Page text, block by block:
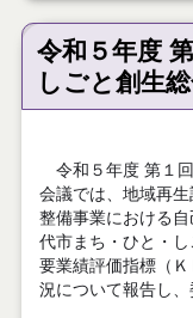
令和５年度
しごと創生
令和５年度 第１
会議では、地域再
整備事業における
代市まち・ひと・
要業績評価指標（
況について報告し、